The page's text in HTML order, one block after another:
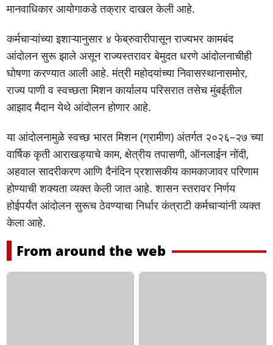
मानवाधिकार आयोगाकडे तक्रार दाखल केली आहे.
कर्मचाऱ्यांच्या इशाऱ्यानुसार ४ फेब्रुवारीपासून राज्यभर कामबंद
आंदोलन सुरू झाले असून राज्यस्तरावर बेमुदत धरणे आंदोलनाचीही
घोषणा करण्यात आली आहे. मंत्री महोदयांच्या निवासस्थानासमोर,
राज्य पाणी व स्वच्छता मिशन कार्यालय परिसरात तसेच मुंबईतील
आझाद मैदान येथे आंदोलन होणार आहे.
या आंदोलनामुळे स्वच्छ भारत मिशन (ग्रामीण) अंतर्गत २०२६–२७ च्या
वार्षिक कृती आराखड्याचे काम, क्षेत्रीय तपासणी, ऑनलाईन नोंदी,
अहवाल सादरीकरण आणि दैनंदिन प्रशासकीय कामकाजावर परिणाम
होण्याची शक्यता व्यक्त केली जात आहे. शासन स्तरावर निर्णय
होईपर्यंत आंदोलन सुरूच ठेवण्याचा निर्धार कंत्राटी कर्मचाऱ्यांनी व्यक्त
केला आहे.
From around the web